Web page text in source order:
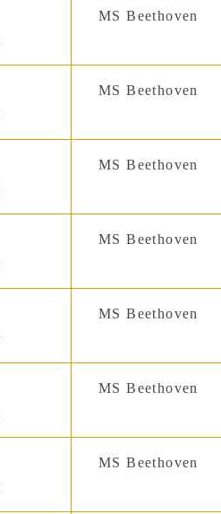
MS Beethoven
MS Beethoven
MS Beethoven
MS Beethoven
MS Beethoven
MS Beethoven
MS Beethoven